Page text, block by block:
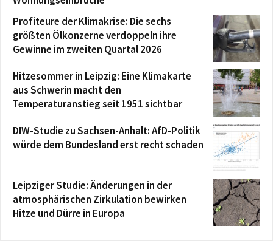
Profiteure der Klimakrise: Die sechs
größten Ölkonzerne verdoppeln ihre
Gewinne im zweiten Quartal 2026
Hitzesommer in Leipzig: Eine Klimakarte
aus Schwerin macht den
Temperaturanstieg seit 1951 sichtbar
DIW-Studie zu Sachsen-Anhalt: AfD-Politik
würde dem Bundesland erst recht schaden
Leipziger Studie: Änderungen in der
atmosphärischen Zirkulation bewirken
Hitze und Dürre in Europa